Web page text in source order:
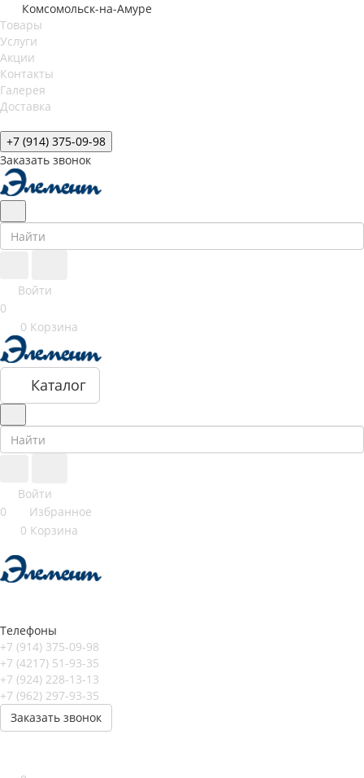
Комсомольск-на-Амуре
Товары
Услуги
Акции
Контакты
Галерея
Доставка
+7 (914) 375-09-98
Заказать звонок
Войти
0
0 Корзина
Каталог
Войти
0
Избранное
0 Корзина
Телефоны
+7 (914) 375-09-98
+7 (4217) 51-93-35
+7 (924) 228-13-13
+7 (962) 297-93-35
Заказать звонок